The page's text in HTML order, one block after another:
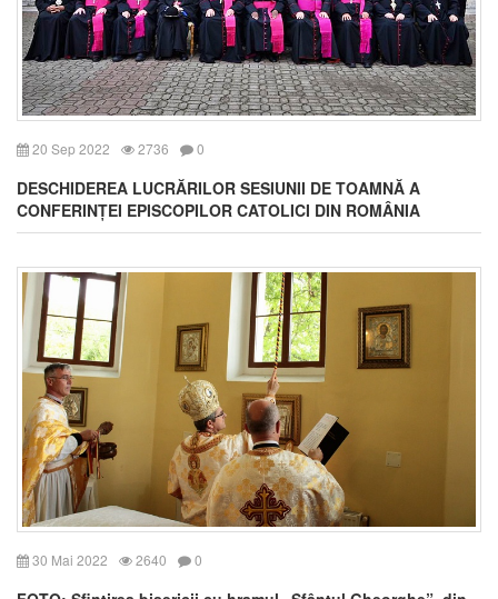
20 Sep 2022 2736 0
DESCHIDEREA LUCRĂRILOR SESIUNII DE TOAMNĂ A
CONFERINȚEI EPISCOPILOR CATOLICI DIN ROMÂNIA
30 Mai 2022 2640 0